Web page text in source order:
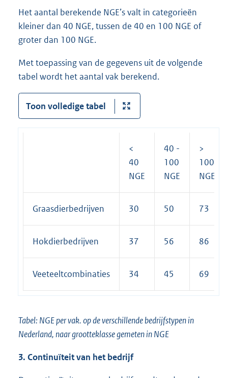
Het aantal berekende NGE’s valt in categorieën
kleiner dan 40 NGE, tussen de 40 en 100 NGE of
groter dan 100 NGE.
Met toepassing van de gegevens uit de volgende
tabel wordt het aantal vak berekend.
Toon volledige tabel
<
40
NGE
40 -
100
NGE
>
100
NGE
Graasdierbedrijven 30 50 73
Hokdierbedrijven 37 56 86
Veeteeltcombinaties 34 45 69
Tabel: NGE per vak. op de verschillende bedrijfstypen in
Nederland, naar grootteklasse gemeten in NGE
3. Continuïteit van het bedrijf